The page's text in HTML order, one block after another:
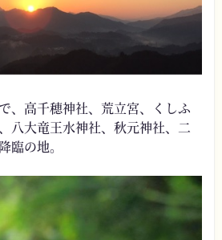
、高千穂神社、荒立宮、くしふ
八大竜王水神社、秋元神社、二
臨の地。